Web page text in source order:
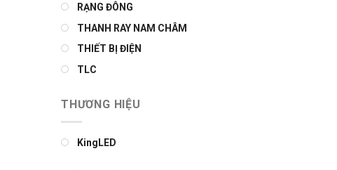
RẠNG ĐÔNG
THANH RAY NAM CHÂM
THIẾT BỊ ĐIỆN
TLC
THƯƠNG HIỆU
KingLED